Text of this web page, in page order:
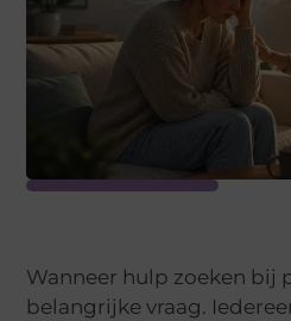
Wanneer hulp zoeken bij
belangrijke vraag.